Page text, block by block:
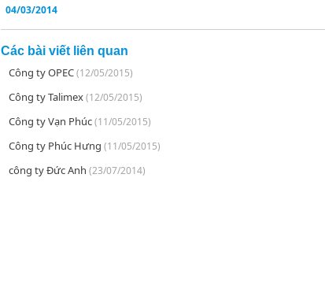
04/03/2014
Các bài viết liên quan
Công ty OPEC(12/05/2015)
Công ty Talimex(12/05/2015)
Công ty Vạn Phúc(11/05/2015)
Công ty Phúc Hưng (11/05/2015)
công ty Đức Anh (23/07/2014)